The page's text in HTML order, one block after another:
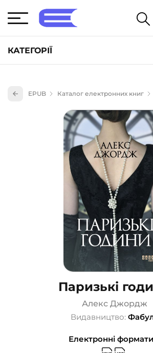
КАТЕГОРІЇ
Книги для дітей (835)
Книги для підлітків (240)
Науково-популярна література (1015)
Навчальна література та посібники
Енциклопедії, довідники, словники
Подарункові сертифікати (1)
EPUB Каталог електронних книг
Паризькі
Алекс Джордж
Видавництво:
Електронні